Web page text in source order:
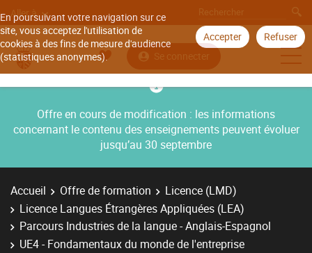
En poursuivant votre navigation sur ce
site, vous acceptez l'utilisation de
cookies à des fins de mesure d'audience
(statistiques anonymes).
Accepter Refuser
Aller à
Se connecter
Offre en cours de modification : les informations
concernant le contenu des enseignements peuvent évoluer
jusqu’au 30 septembre
Accueil Offre de formation
Licence (LMD)
Licence Langues Étrangères Appliquées (LEA)
Parcours Industries de la langue - Anglais-Espagnol
UE4 - Fondamentaux du monde de l'entreprise